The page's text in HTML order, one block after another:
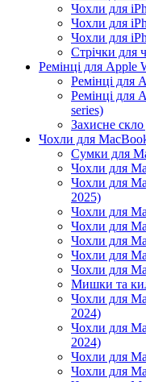
Чохли для
Чохли для
Чохли для
Стрічки для
Ремінці для Apple
Ремінці для
Ремінці для
series)
Захисне
Чохли для
Сумки для
Чохли для
Чохли для
2025)
Чохли для
Чохли для
Чохли для
Чохли для
Чохли для
Мишки та
Чохли для
2024)
Чохли для
2024)
Чохли для
Чохли для